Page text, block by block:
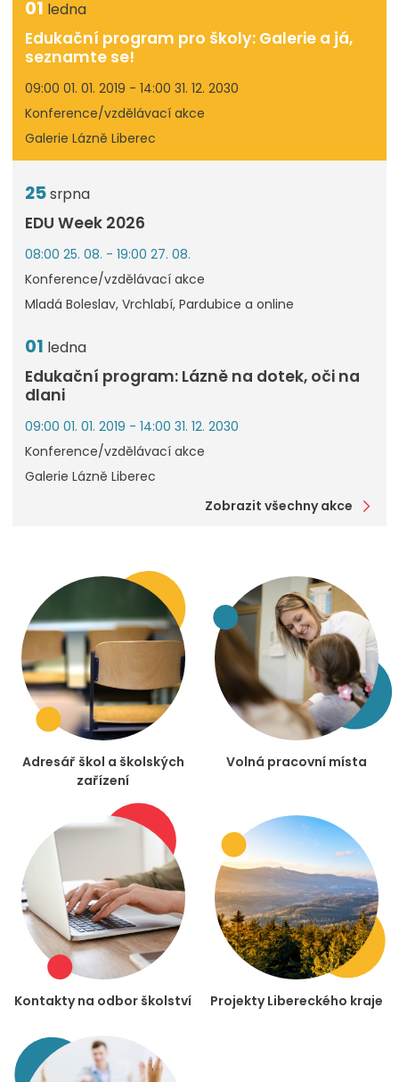
01 ledna
Edukační program pro školy: Galerie a já,
seznamte se!
09:00 01. 01. 2019 - 14:00 31. 12. 2030
Konference/vzdělávací akce
Galerie Lázně Liberec
25srpna
EDU Week 2026
08:00 25. 08. - 19:00 27. 08.
Konference/vzdělávací akce
Mladá Boleslav, Vrchlabí, Pardubice a online
01 ledna
Edukační program: Lázně na dotek, oči na
dlani
09:00 01. 01. 2019 - 14:00 31. 12. 2030
Konference/vzdělávací akce
Galerie Lázně Liberec
Zobrazit všechny akce
Adresář škol a školských
zařízení
Volná pracovní místa
Kontakty na odbor školství Projekty Libereckého kraje